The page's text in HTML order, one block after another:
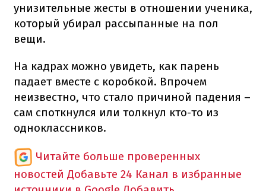
унизительные жесты в отношении ученика,
который убирал рассыпанные на пол
вещи.
На кадрах можно увидеть, как парень
падает вместе с коробкой. Впрочем
неизвестно, что стало причиной падения –
сам споткнулся или толкнул кто-то из
одноклассников.
Читайте больше проверенных
новостей Добавьте 24 Канал в избранные